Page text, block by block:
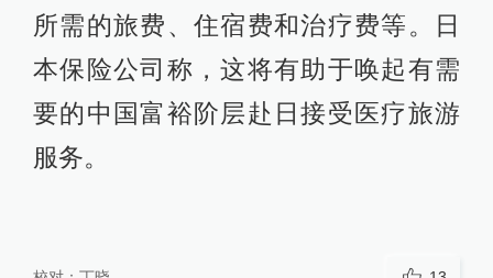
所需的旅费、住宿费和治疗费等。日
本保险公司称，这将有助于唤起有需
要的中国富裕阶层赴日接受医疗旅游
服务。